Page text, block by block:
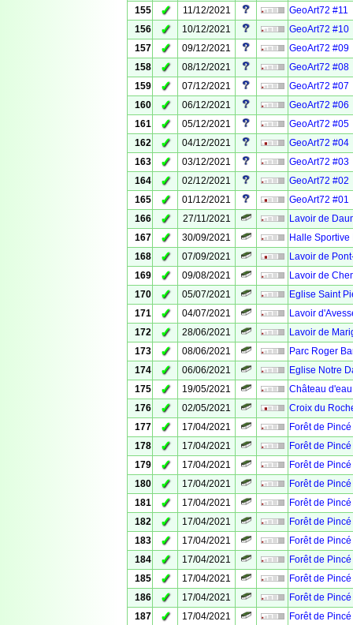
155
✓ 11/12/2021
GeoArt72 #11
156
✓ 10/12/2021
GeoArt72 #10
157
✓ 09/12/2021
GeoArt72 #09
158
✓ 08/12/2021
GeoArt72 #08
159
✓ 07/12/2021
GeoArt72 #07
160
✓ 06/12/2021
GeoArt72 #06
161
✓ 05/12/2021
GeoArt72 #05
162
✓ 04/12/2021
GeoArt72 #04
163
✓ 03/12/2021
GeoArt72 #03
164
✓ 02/12/2021
GeoArt72 #02
165
✓ 01/12/2021
GeoArt72 #01
166
✓ 27/11/2021
Lavoir de
167
✓ 30/09/2021
Halle Sportive
168
✓ 07/09/2021
Lavoir de
169
✓ 09/08/2021
Lavoir de
170
✓ 05/07/2021
Eglise Saint
171
✓ 04/07/2021
Lavoir
172
✓ 28/06/2021
Lavoir de
173
✓ 08/06/2021
Parc Roger
174
✓ 06/06/2021
Eglise Notre
175
✓ 19/05/2021
Château
176
✓ 02/05/2021
Croix du
177
✓ 17/04/2021
Forêt de
178
✓ 17/04/2021
Forêt de
179
✓ 17/04/2021
Forêt de
180
✓ 17/04/2021
Forêt de
181
✓ 17/04/2021
Forêt de
182
✓ 17/04/2021
Forêt de
183
✓ 17/04/2021
Forêt de
184
✓ 17/04/2021
Forêt de
185
✓ 17/04/2021
Forêt de
186
✓ 17/04/2021
Forêt de
187
✓ 17/04/2021
Forêt de